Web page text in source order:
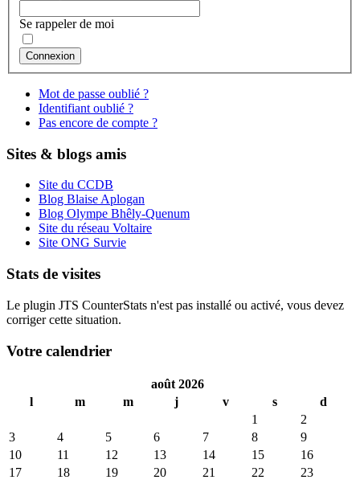
Se rappeler de moi
Connexion
Mot de passe oublié ?
Identifiant oublié ?
Pas encore de compte ?
Sites & blogs amis
Site du CCDB
Blog Blaise Aplogan
Blog Olympe Bhêly-Quenum
Site du réseau Voltaire
Site ONG Survie
Stats de visites
Le plugin JTS CounterStats n'est pas installé ou activé, vous devez
corriger cette situation.
Votre calendrier
août 2026
l
m m j v s
d
1
2
3
4 5 6 7 8
9
10
11 12 13 14 15
16
17
18 19 20 21 22
23